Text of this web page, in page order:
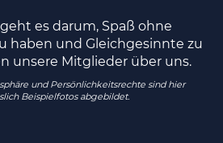
es darum, Spaß ohne
haben und Gleichgesinnte zu
unsere Mitglieder über uns.
und Persönlichkeitsrechte sind hier
Beispielfotos abgebildet.